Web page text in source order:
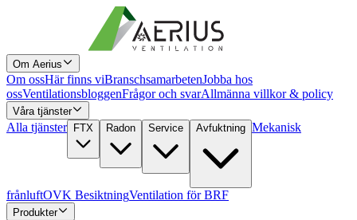
Om Aerius
Om ossHär finns viBranschsamarbetenJobba hos
ossVentilationsbloggenFrågor och svarAllmänna villkor & policy
Våra tjänster
Alla tjänster FTX Radon Service Avfuktning Mekanisk
frånluftOVK BesiktningVentilation för BRF
Produkter